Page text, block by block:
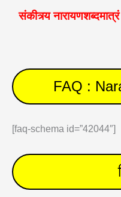
संकीत्र्य
FAQ :
[faq-schema id=”42044″]